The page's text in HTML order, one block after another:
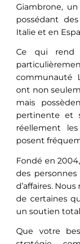
Giambrone,
possédant
Italie et en
Ce qui rend
communauté
ont non
mais
pertinente et
réellement
posent
Fondé en
des personnes
d’affaires.
de certaines
un soutien
Que votre